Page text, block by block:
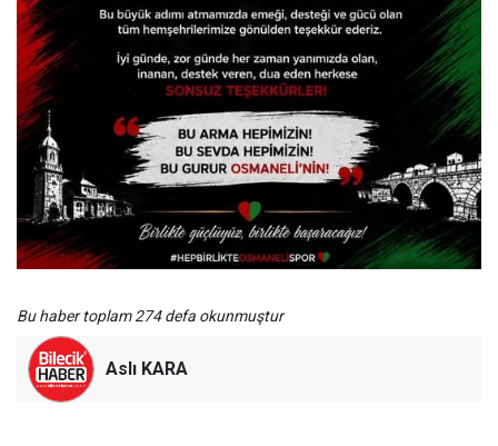
Bu haber toplam 274 defa okunmuştur
Aslı KARA